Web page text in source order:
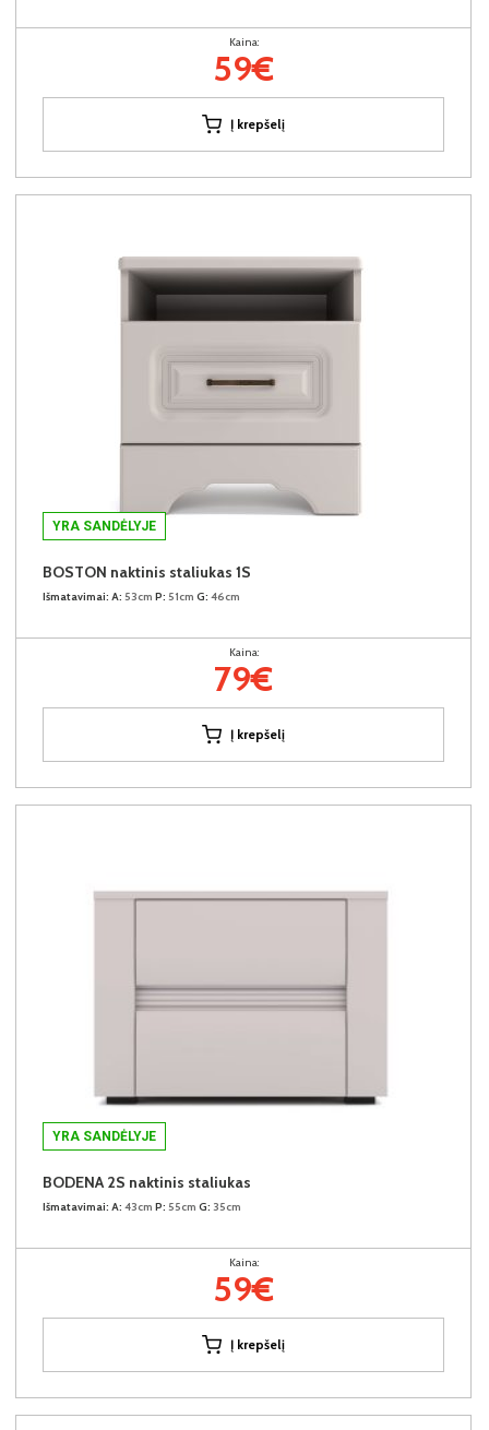
Kaina:
59€
Į krepšelį
YRA SANDĖLYJE
BOSTON naktinis staliukas 1S
Išmatavimai: A: 53cm P: 51cm G: 46cm
Kaina:
79€
Į krepšelį
YRA SANDĖLYJE
BODENA 2S naktinis staliukas
Išmatavimai: A: 43cm P: 55cm G: 35cm
Kaina:
59€
Į krepšelį